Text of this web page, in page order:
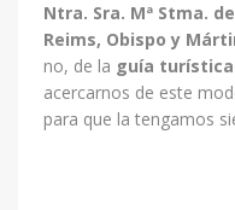
Ntra. Sra. Mª Stma.
Reims, Obispo y
no, de la guía turística
acercarnos de este
para que la tengamos